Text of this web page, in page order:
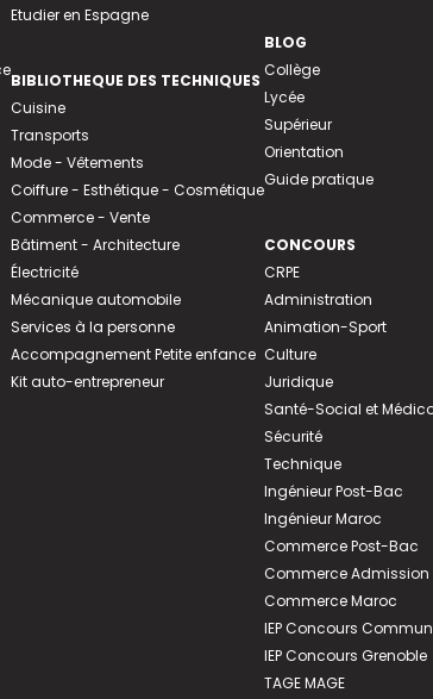
Etudier en Espagne
BIBLIOTHEQUE DES TECHNIQUES
Cuisine
Transports
Mode - Vêtements
Coiffure - Esthétique - Cosmétique
Commerce - Vente
Bâtiment - Architecture
Électricité
Mécanique automobile
Services à la personne
Accompagnement Petite enfance
Kit auto-entrepreneur
BLOG
Collège
Lycée
Supérieur
Orientation
Guide pratique
CONCOURS
CRPE
Administration
Animation-Sport
Culture
Juridique
Santé-Social et
Sécurité
Technique
Ingénieur Post-Bac
Ingénieur Maroc
Commerce Post-Bac
Commerce Admission
Commerce Maroc
IEP Concours Commun
IEP Concours Grenoble
TAGE MAGE